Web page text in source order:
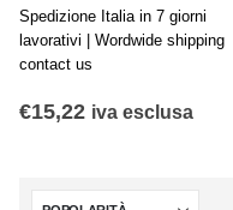
Spedizione Italia in 7 giorni
lavorativi | Wordwide shipping
contact us
€15,22 iva esclusa